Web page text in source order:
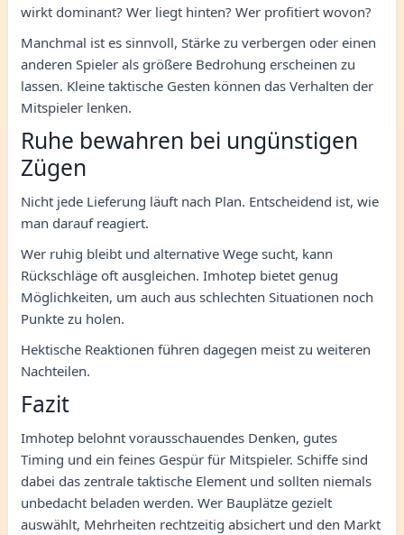
wirkt dominant? Wer liegt hinten? Wer profitiert wovon?
Manchmal ist es sinnvoll, Stärke zu verbergen oder einen
anderen Spieler als größere Bedrohung erscheinen zu
lassen. Kleine taktische Gesten können das Verhalten der
Mitspieler lenken.
Ruhe bewahren bei ungünstigen
Zügen
Nicht jede Lieferung läuft nach Plan. Entscheidend ist, wie
man darauf reagiert.
Wer ruhig bleibt und alternative Wege sucht, kann
Rückschläge oft ausgleichen. Imhotep bietet genug
Möglichkeiten, um auch aus schlechten Situationen noch
Punkte zu holen.
Hektische Reaktionen führen dagegen meist zu weiteren
Nachteilen.
Fazit
Imhotep belohnt vorausschauendes Denken, gutes
Timing und ein feines Gespür für Mitspieler. Schiffe sind
dabei das zentrale taktische Element und sollten niemals
unbedacht beladen werden. Wer Bauplätze gezielt
auswählt, Mehrheiten rechtzeitig absichert und den Markt